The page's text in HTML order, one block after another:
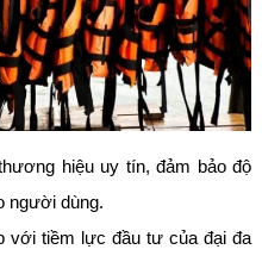
hiệu uy tín, đảm bảo độ
người dùng.
với tiềm lực đầu tư của đại đa